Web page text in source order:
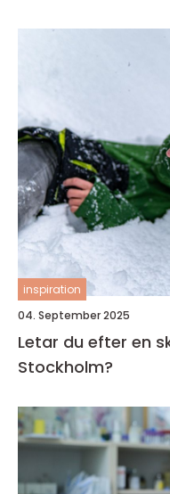
inspiration
04. September 2025
Letar du efter en
Stockholm?